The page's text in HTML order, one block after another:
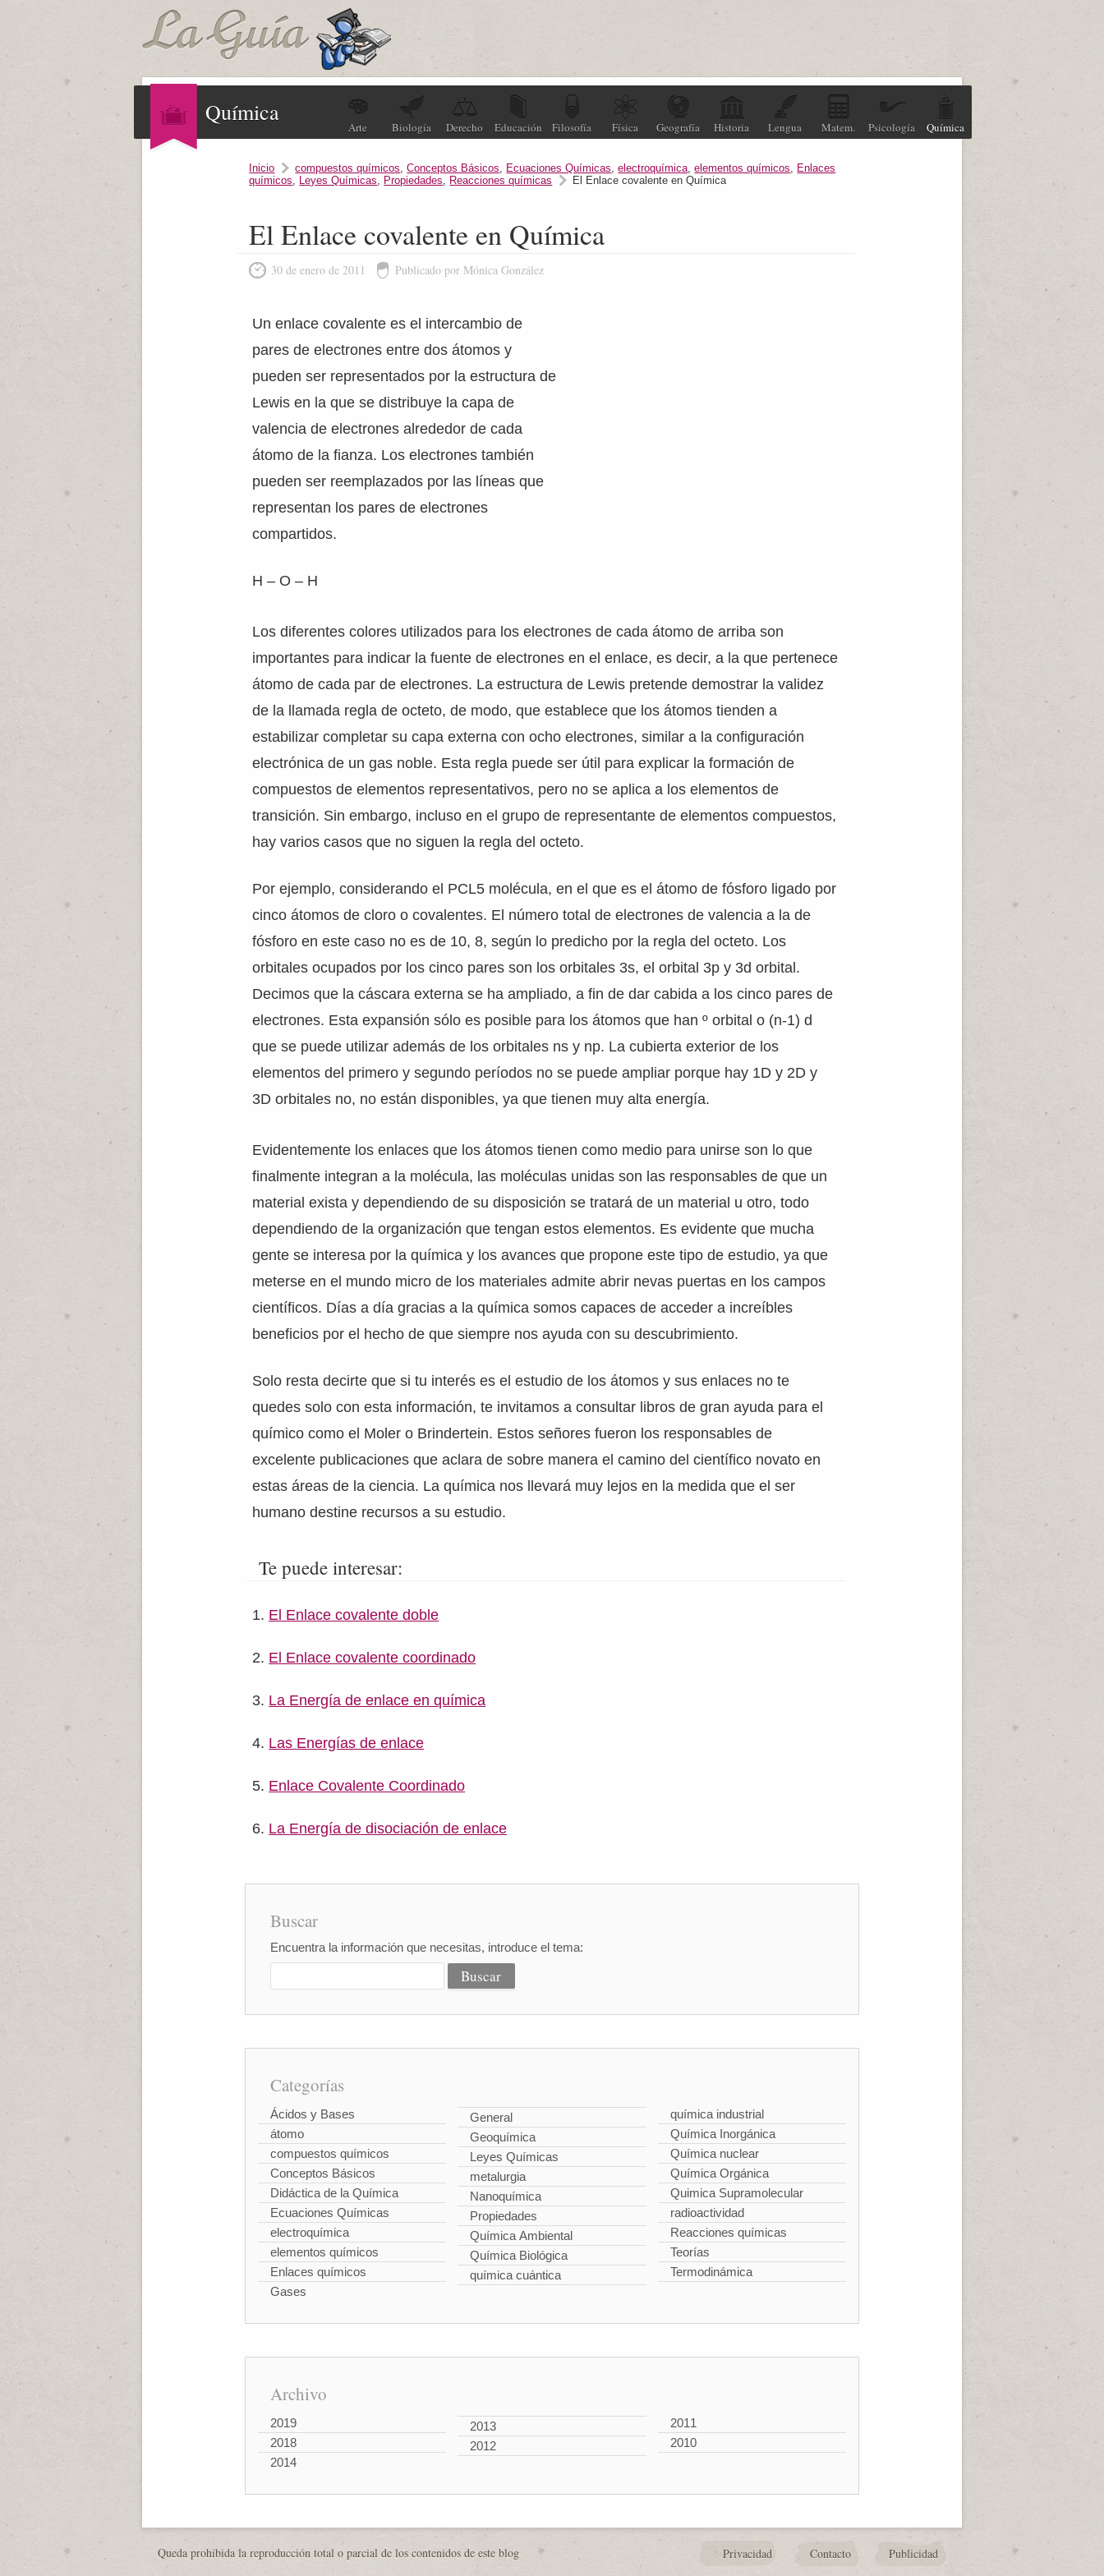
Química
Arte Biología Derecho Educación Filosofía Física Geografía Historia Lengua Matem. Psicología Química
Inicio compuestos químicos,Conceptos Básicos, Ecuaciones Químicas,electroquímica,elementos químicos, Enlaces
químicos, Leyes Químicas, Propiedades, Reacciones químicas El Enlace covalente en Química
El Enlace covalente en Química
30 de enero de 2011 Publicado por Mónica González
Un enlace covalente es el intercambio de
pares de electrones entre dos átomos y
pueden ser representados por la estructura de
Lewis en la que se distribuye la capa de
valencia de electrones alrededor de cada
átomo de la fianza. Los electrones también
pueden ser reemplazados por las líneas que
representan los pares de electrones
compartidos.
H – O – H
Los diferentes colores utilizados para los electrones de cada átomo de arriba son
importantes para indicar la fuente de electrones en el enlace, es decir, a la que pertenece
átomo de cada par de electrones. La estructura de Lewis pretende demostrar la validez
de la llamada regla de octeto, de modo, que establece que los átomos tienden a
estabilizar completar su capa externa con ocho electrones, similar a la configuración
electrónica de un gas noble. Esta regla puede ser útil para explicar la formación de
compuestos de elementos representativos, pero no se aplica a los elementos de
transición. Sin embargo, incluso en el grupo de representante de elementos compuestos,
hay varios casos que no siguen la regla del octeto.
Por ejemplo, considerando el PCL5 molécula, en el que es el átomo de fósforo ligado por
cinco átomos de cloro o covalentes. El número total de electrones de valencia a la de
fósforo en este caso no es de 10, 8, según lo predicho por la regla del octeto. Los
orbitales ocupados por los cinco pares son los orbitales 3s, el orbital 3p y 3d orbital.
Decimos que la cáscara externa se ha ampliado, a fin de dar cabida a los cinco pares de
electrones. Esta expansión sólo es posible para los átomos que han º orbital o (n-1) d
que se puede utilizar además de los orbitales ns y np. La cubierta exterior de los
elementos del primero y segundo períodos no se puede ampliar porque hay 1D y 2D y
3D orbitales no, no están disponibles, ya que tienen muy alta energía.
Evidentemente los enlaces que los átomos tienen como medio para unirse son lo que
finalmente integran a la molécula, las moléculas unidas son las responsables de que un
material exista y dependiendo de su disposición se tratará de un material u otro, todo
dependiendo de la organización que tengan estos elementos. Es evidente que mucha
gente se interesa por la química y los avances que propone este tipo de estudio, ya que
meterse en el mundo micro de los materiales admite abrir nevas puertas en los campos
científicos. Días a día gracias a la química somos capaces de acceder a increíbles
beneficios por el hecho de que siempre nos ayuda con su descubrimiento.
Solo resta decirte que si tu interés es el estudio de los átomos y sus enlaces no te
quedes solo con esta información, te invitamos a consultar libros de gran ayuda para el
químico como el Moler o Brindertein. Estos señores fueron los responsables de
excelente publicaciones que aclara de sobre manera el camino del científico novato en
estas áreas de la ciencia. La química nos llevará muy lejos en la medida que el ser
humano destine recursos a su estudio.
Te puede interesar:
El Enlace covalente doble
El Enlace covalente coordinado
La Energía de enlace en química
Las Energías de enlace
Enlace Covalente Coordinado
La Energía de disociación de enlace
Buscar
Encuentra la información que necesitas, introduce el tema:
Categorías
Ácidos y Bases
átomo
compuestos químicos
Conceptos Básicos
Didáctica de la Química
Ecuaciones Químicas
electroquímica
elementos químicos
Enlaces químicos
Gases
General
Geoquímica
Leyes Químicas
metalurgia
Nanoquímica
Propiedades
Química Ambiental
Química Biológica
química cuántica
química industrial
Química Inorgánica
Química nuclear
Química Orgánica
Quimica Supramolecular
radioactividad
Reacciones químicas
Teorías
Termodinámica
Archivo
2019
2018
2014
2013
2012
2011
2010
Queda prohibida la reproducción total o parcial de los contenidos de este blog Privacidad Contacto Publicidad